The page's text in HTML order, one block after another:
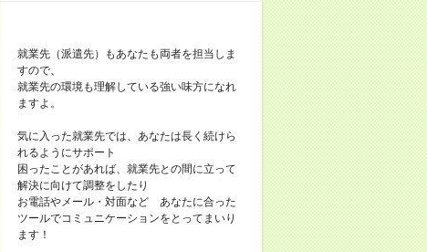
就業先（派遣先）もあなたも両者を担当しま
すので、
就業先の環境も理解している強い味方になれ
ますよ。
気に入った就業先では、あなたは長く続けら
れるようにサポート
困ったことがあれば、就業先との間に立って
解決に向けて調整をしたり
お電話やメール・対面など あなたに合った
ツールでコミュニケーションをとってまいり
ます！